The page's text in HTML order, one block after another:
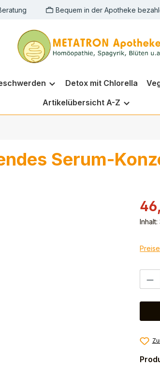
Bequem in der Apotheke
Detox mit Chlorella
Artikelübersicht A-Z
Serum-
Inhalt: